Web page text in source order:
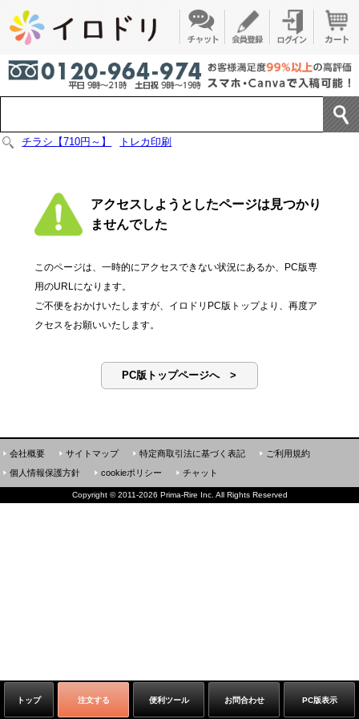
チラシ【710円～】 トレカ印刷
アクセスしようとしたページは見つかり
ませんでした
このページは、一時的にアクセスできない状況にあるか、PC版専
用のURLになります。
ご不便をおかけいたしますが、イロドリPC版トップより、再度ア
クセスをお願いいたします。
PC版トップページへ >
トップ 注文する 便利ツール お問合わせ PC版表示
会社概要 サイトマップ 特定商取引法に基づく表記
ご利用規約
個人情報保護方針
cookieポリシー チャット
Copyright ©2011-2026 Prima-Rire Inc. All Rights Reserved